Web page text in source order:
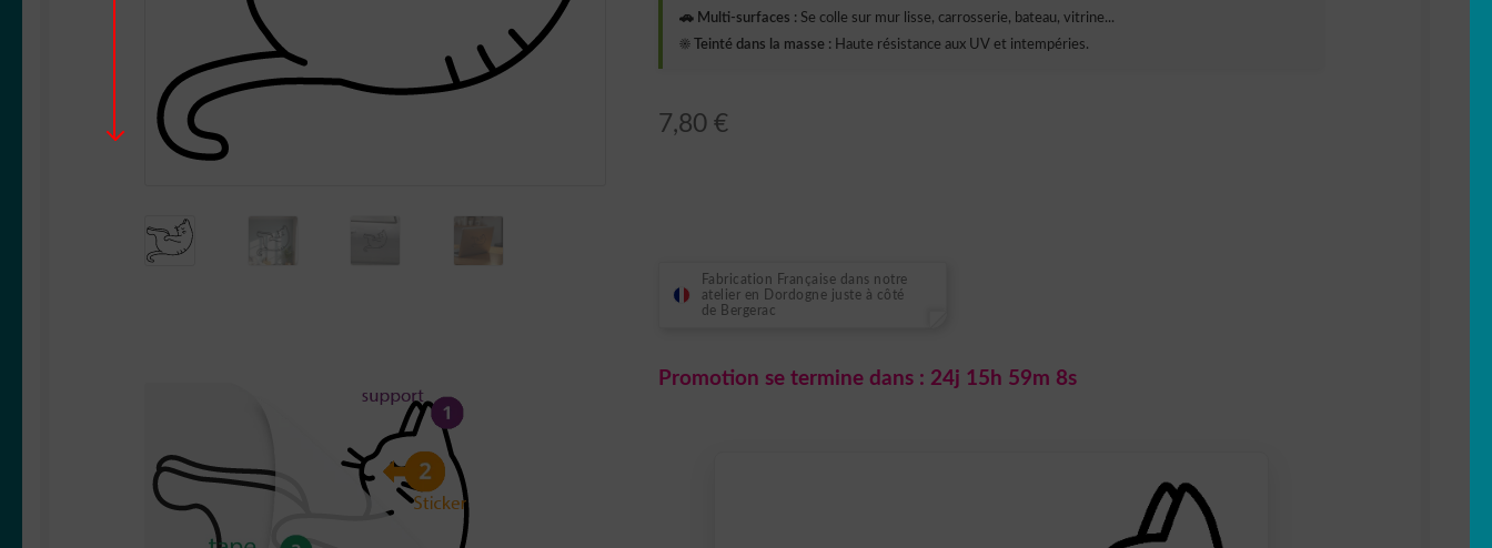
🚗 Multi-surfaces : Se colle sur mur lisse, carrosserie, bateau, vitrine...
☀️ Teinté dans la masse : Haute résistance aux UV et intempéries.
7,80 €
Fabrication Française dans notre
atelier en Dordogne juste à côté
de Bergerac
Promotion se termine dans : 24j 15h 59m 7s